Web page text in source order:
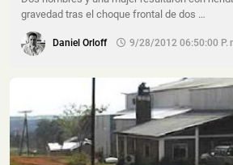
gravedad tras el choque frontal de dos …
Daniel Orloff 9/28/2012 06:50:00 P.